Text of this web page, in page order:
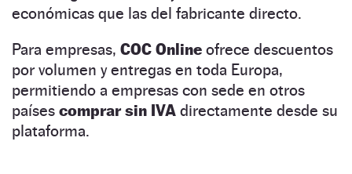
económicas que las del fabricante directo.
Para empresas, COC Online ofrece descuentos
por volumen y entregas en toda Europa,
permitiendo a empresas con sede en otros
países comprar sin IVA directamente desde su
plataforma.